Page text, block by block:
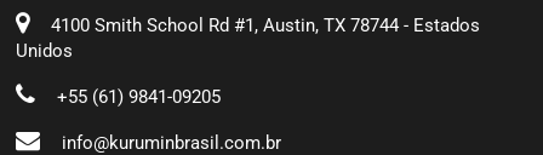
4100 Smith School Rd #1, Austin, TX 78744 - Estados
Unidos
+55 (61) 9841-09205
info@kuruminbrasil.com.br